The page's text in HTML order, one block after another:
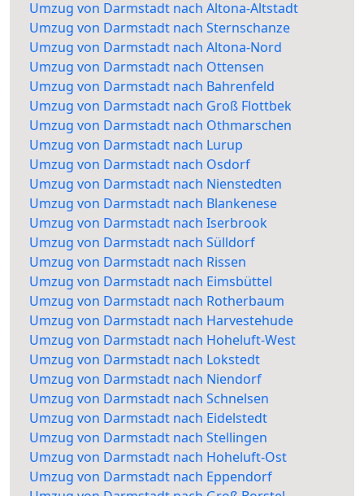
Umzug von Darmstadt nach Altona-Altstadt
Umzug von Darmstadt nach Sternschanze
Umzug von Darmstadt nach Altona-Nord
Umzug von Darmstadt nach Ottensen
Umzug von Darmstadt nach Bahrenfeld
Umzug von Darmstadt nach Groß Flottbek
Umzug von Darmstadt nach Othmarschen
Umzug von Darmstadt nach Lurup
Umzug von Darmstadt nach Osdorf
Umzug von Darmstadt nach Nienstedten
Umzug von Darmstadt nach Blankenese
Umzug von Darmstadt nach Iserbrook
Umzug von Darmstadt nach Sülldorf
Umzug von Darmstadt nach Rissen
Umzug von Darmstadt nach Eimsbüttel
Umzug von Darmstadt nach Rotherbaum
Umzug von Darmstadt nach Harvestehude
Umzug von Darmstadt nach Hoheluft-West
Umzug von Darmstadt nach Lokstedt
Umzug von Darmstadt nach Niendorf
Umzug von Darmstadt nach Schnelsen
Umzug von Darmstadt nach Eidelstedt
Umzug von Darmstadt nach Stellingen
Umzug von Darmstadt nach Hoheluft-Ost
Umzug von Darmstadt nach Eppendorf